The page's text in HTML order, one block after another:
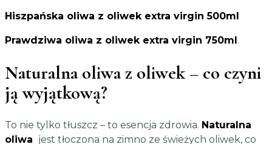
Hiszpańska oliwa z oliwek extra virgin 500ml
Prawdziwa oliwa z oliwek extra virgin 750ml .
Naturalna oliwa z oliwek– co czyni
ją wyjątkową?
To nie tylko tłuszcz – to esencja zdrowia. Naturalna
oliwa jest tłoczona na zimno ze świeżych oliwek, co